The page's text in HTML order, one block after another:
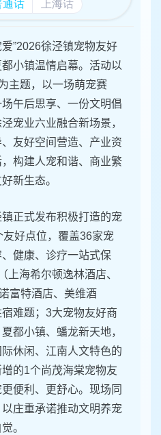
”2026徐泾镇宠物友好
小镇温情启幕。活动以
主题，以一场萌宠赛
午后思享、一份文明倡
宠业六业融合新场景，
友好空间营造、产业资
构建人宠和谐、商业繁
新生态。
正式发布积极打造的宠
好点位，覆盖36家宠
健康、诊疗一站式保
上海希尔顿逸林酒店、
富特酒店、美维酒
难题；3大宠物友好商
都小镇、蟠龙新天地，
休闲、江南人文特色的
的1个尚茂海棠宠物友
便利、更舒心。现场同
庄重承诺推动文明养宠
。